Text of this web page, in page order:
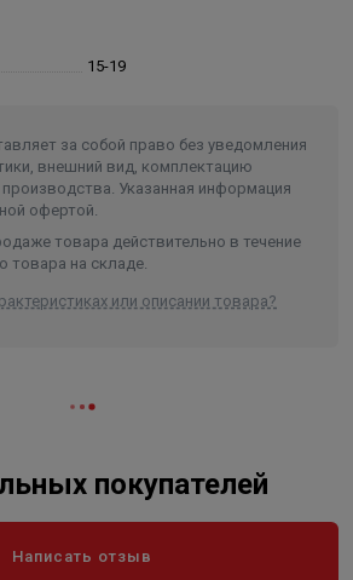
B2 в соответствии с DIN 4102.
15-19
за собой право без уведомления
внешний вид, комплектацию
Указанная информация
офертой.
товара действительно в течение
товара на складе.
или описании товара?
покупателей
Написать отзыв